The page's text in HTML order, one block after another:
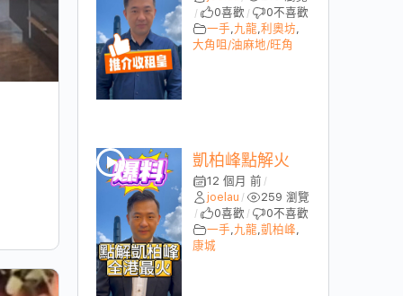
/ 0喜歡 / 0不喜歡
一手,九龍,利奧坊,
大角咀/油麻地/旺角
凱柏峰點解火
12 個月 前 /
joelau / 259 瀏覽
/ 0喜歡 / 0不喜歡
一手 九龍 ,凱柏峰
康城